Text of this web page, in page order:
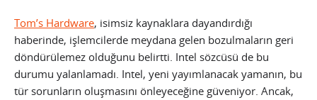
Tom’s Hardware, isimsiz kaynaklara dayandırdığı
haberinde, işlemcilerde meydana gelen bozulmaların geri
döndürülemez olduğunu belirtti. Intel sözcüsü de bu
durumu yalanlamadı. Intel, yeni yayımlanacak yamanın, bu
tür sorunların oluşmasını önleyeceğine güveniyor. Ancak,